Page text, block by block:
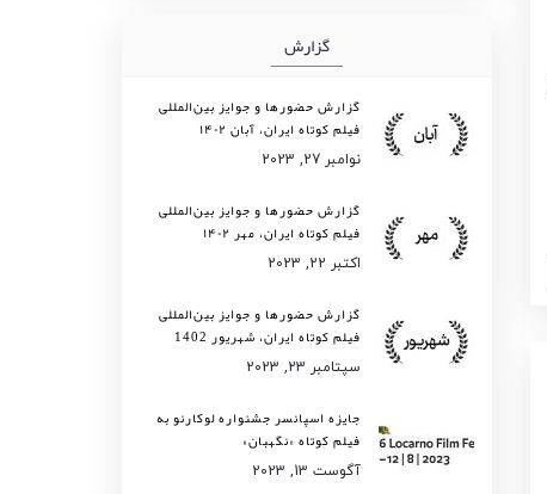
گزارش
گزارش حضورها و جوایز بین‌المللی
فیلم کوتاه ایران، آبان ۱۴۰۲
نوامبر 27, 2023
گزارش حضورها و جوایز بین‌المللی
فیلم کوتاه ایران، مهر ۱۴۰۲
اکتبر 22, 2023
گزارش حضورها و جوایز بین‌المللی
فیلم کوتاه ایران، شهریور 1402
سپتامبر 23, 2023
جایزه اسپانسر جشنواره لوکارنو به
فیلم کوتاه «نگهبان»
آگوست 13, 2023